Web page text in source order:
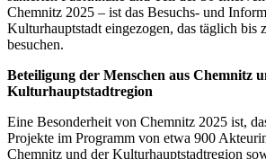
Chemnitz 2025 – ist das Besuchs- und
Kulturhauptstadt eingezogen, das täglich bis
besuchen.
Beteiligung der Menschen aus Chemnitz
Kulturhauptstadtregion
Eine Besonderheit von Chemnitz 2025 ist,
Projekte im Programm von etwa 900
Chemnitz und der Kulturhauptstadtregion